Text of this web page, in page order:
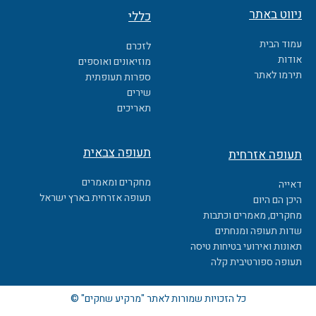
e
b
o
o
k
ניווט באתר
עמוד הבית
אודות
תירמו לאתר
כללי
לזכרם
מוזיאונים ואוספים
ספרות תעופתית
שירים
תאריכים
תעופה אזרחית
דאייה
היכן הם היום
מחקרים, מאמרים וכתבות
שדות תעופה ומנחתים
תאונות ואירועי בטיחות טיסה
תעופה ספורטיבית קלה
תעופה צבאית
מחקרים ומאמרים
תעופה אזרחית בארץ ישראל
כל הזכויות שמורות לאתר "מרקיע שחקים" ©